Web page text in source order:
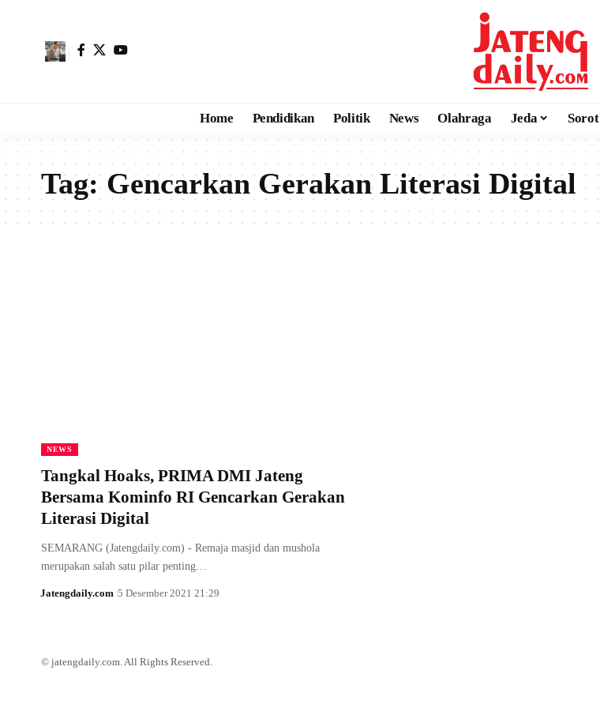
Home Pendidikan Politik News Olahraga Jeda Sorot
Tag:Gencarkan Gerakan Literasi Digital
NEWS
Tangkal Hoaks, PRIMA DMI Jateng
Bersama Kominfo RI Gencarkan Gerakan
Literasi Digital
SEMARANG (Jatengdaily.com) - Remaja masjid dan mushola
merupakan salah satu pilar penting…
Jatengdaily.com 5 Desember 2021 21:29
© jatengdaily.com. All Rights Reserved.